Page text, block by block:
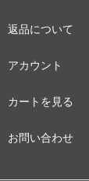
返品について
アカウント
カートを見る
お問い合わせ